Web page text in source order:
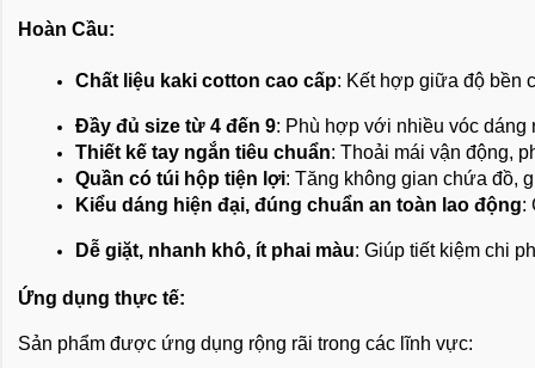
Hoàn Cầu:
Chất liệu kaki cotton cao cấp: Kết hợp giữa độ bền
Đầy đủ size từ 4 đến 9: Phù hợp với nhiều vóc dáng
Thiết kế tay ngắn tiêu chuẩn: Thoải mái vận động,
Quần có túi hộp tiện lợi: Tăng không gian chứa đồ,
Kiểu dáng hiện đại, đúng chuẩn an toàn lao động:
Dễ giặt, nhanh khô, ít phai màu: Giúp tiết kiệm chi
Ứng dụng thực tế:
Sản phẩm được ứng dụng rộng rãi trong các lĩnh vực: